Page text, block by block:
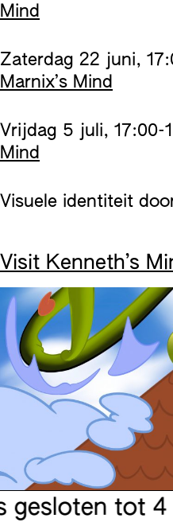
Mind
Zaterdag 22 juni,
Marnix’s Mind
Vrijdag 5 juli, 17:00-
Mind
Visuele identiteit
Visit Kenneth’s
tot 4